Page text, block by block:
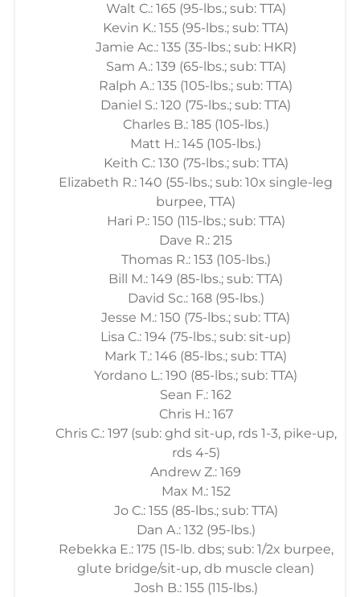
Walt C.: 165 (95-lbs.; sub: TTA)
Kevin K.: 155 (95-lbs.; sub: TTA)
Jamie Ac.: 135 (35-lbs.; sub: HKR)
Sam A.: 139 (65-lbs.; sub: TTA)
Ralph A.: 135 (105-lbs.; sub: TTA)
Daniel S.: 120 (75-lbs.; sub: TTA)
Charles B.: 185 (105-lbs.)
Matt H.: 145 (105-lbs.)
Keith C.: 130 (75-lbs.; sub: TTA)
Elizabeth R.: 140 (55-lbs.; sub: 10x single-leg
burpee, TTA)
Hari P.: 150 (115-lbs.; sub: TTA)
Dave R.: 215
Thomas R.: 153 (105-lbs.)
Bill M.: 149 (85-lbs.; sub: TTA)
David Sc.: 168 (95-lbs.)
Jesse M.: 150 (75-lbs.; sub: TTA)
Lisa C.: 194 (75-lbs.; sub: sit-up)
Mark T.: 146 (85-lbs.; sub: TTA)
Yordano L.: 190 (85-lbs.; sub: TTA)
Sean F.: 162
Chris H.: 167
Chris C.: 197 (sub: ghd sit-up, rds 1-3, pike-up,
rds 4-5)
Andrew Z.: 169
Max M.: 152
Jo C.: 155 (85-lbs.; sub: TTA)
Dan A.: 132 (95-lbs.)
Rebekka E.: 175 (15-lb. dbs; sub: 1/2x burpee,
glute bridge/sit-up, db muscle clean)
Josh B.: 155 (115-lbs.)